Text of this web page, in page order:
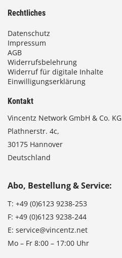
Rechtliches
Datenschutz
Impressum
AGB
Widerrufsbelehrung
Widerruf für digitale Inhalte
Einwilligungserklärung
Kontakt
Vincentz Network GmbH & Co. KG
Plathnerstr. 4c,
30175 Hannover
Deutschland
Abo, Bestellung & Service:
T: +49 (0)6123 9238-253
F: +49 (0)6123 9238-244
E: service@vincentz.net
Mo – Fr 8:00 – 17:00 Uhr